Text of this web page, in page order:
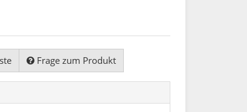
Frage zum Produkt